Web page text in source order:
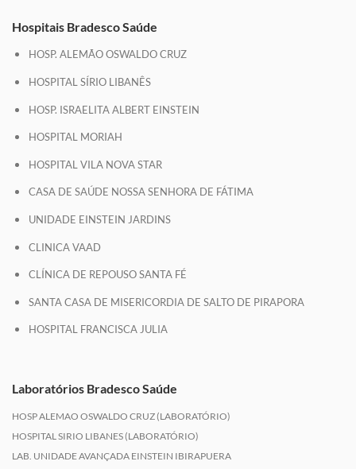
Hospitais Bradesco Saúde
HOSP. ALEMÃO OSWALDO CRUZ
HOSPITAL SÍRIO LIBANÊS
HOSP. ISRAELITA ALBERT EINSTEIN
HOSPITAL MORIAH
HOSPITAL VILA NOVA STAR
CASA DE SAÚDE NOSSA SENHORA DE FÁTIMA
UNIDADE EINSTEIN JARDINS
CLINICA VAAD
CLÍNICA DE REPOUSO SANTA FÉ
SANTA CASA DE MISERICORDIA DE SALTO DE PIRAPORA
HOSPITAL FRANCISCA JULIA
Laboratórios Bradesco Saúde
HOSP ALEMAO OSWALDO CRUZ (LABORATÓRIO)
HOSPITAL SIRIO LIBANES (LABORATÓRIO)
LAB. UNIDADE AVANÇADA EINSTEIN IBIRAPUERA